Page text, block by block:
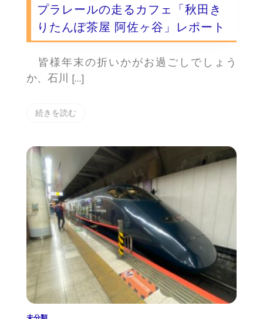
プラレールの走るカフェ「秋田き
りたんぽ茶屋 阿佐ヶ谷」レポート
皆様年末の折いかがお過ごしでしょう
か、石川 […]
続きを読む